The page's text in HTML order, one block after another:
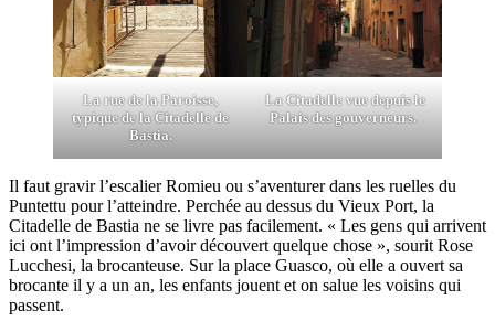
La rue de la Paroisse,
typique de la Citadelle de
Bastia.
La Citadelle vue depuis le
Palais des gouverneurs.
Il faut gravir l’escalier Romieu ou s’aventurer dans les ruelles du
Puntettu pour l’atteindre. Perchée au dessus du Vieux Port, la
Citadelle de Bastia ne se livre pas facilement. « Les gens qui arrivent
ici ont l’impression d’avoir découvert quelque chose », sourit Rose
Lucchesi, la brocanteuse. Sur la place Guasco, où elle a ouvert sa
brocante il y a un an, les enfants jouent et on salue les voisins qui
passent.